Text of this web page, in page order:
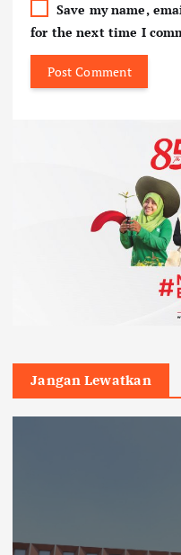
Save my name,
for the next time I
Jangan Lewatkan